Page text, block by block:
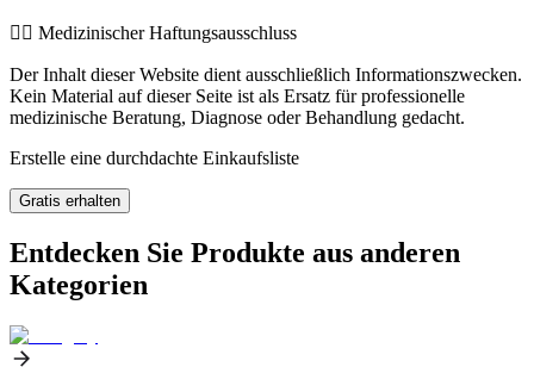
👨‍⚕️️ Medizinischer Haftungsausschluss
Der Inhalt dieser Website dient ausschließlich Informationszwecken.
Kein Material auf dieser Seite ist als Ersatz für professionelle
medizinische Beratung, Diagnose oder Behandlung gedacht.
Erstelle eine durchdachte Einkaufsliste
Gratis erhalten
Entdecken Sie Produkte aus anderen
Kategorien